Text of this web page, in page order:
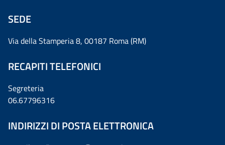
SEDE
Via della Stamperia 8, 00187 Roma (RM)
RECAPITI TELEFONICI
Segreteria
06.67796316
INDIRIZZI DI POSTA ELETTRONICA